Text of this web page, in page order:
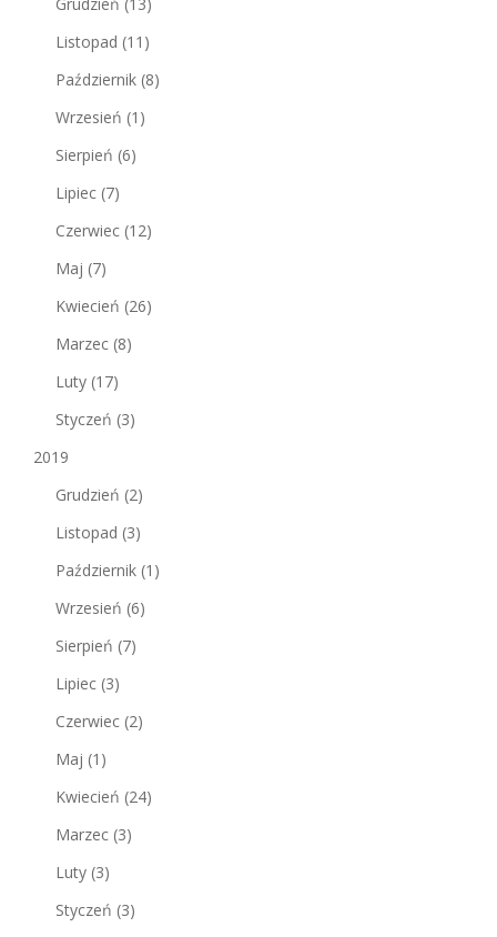
Listopad (11)
Październik (8)
Wrzesień (1)
Sierpień (6)
Lipiec (7)
Czerwiec (12)
Maj (7)
Kwiecień (26)
Marzec (8)
Luty (17)
Styczeń (3)
2019
Grudzień (2)
Listopad (3)
Październik (1)
Wrzesień (6)
Sierpień (7)
Lipiec (3)
Czerwiec (2)
Maj (1)
Kwiecień (24)
Marzec (3)
Luty (3)
Styczeń (3)